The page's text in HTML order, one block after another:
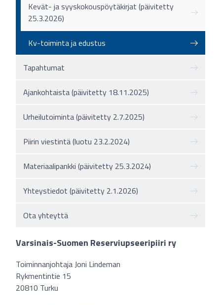
Kevät- ja syyskokouspöytäkirjat (päivitetty
25.3.2026)
Kv-toiminta ja edustus
Tapahtumat
Ajankohtaista (päivitetty 18.11.2025)
Urheilutoiminta (päivitetty 2.7.2025)
Piirin viestintä (luotu 23.2.2024)
Materiaalipankki (päivitetty 25.3.2024)
Yhteystiedot (päivitetty 2.1.2026)
Ota yhteyttä
Varsinais-Suomen Reserviupseeripiiri ry
Toiminnanjohtaja Joni Lindeman
Rykmentintie 15
20810 Turku